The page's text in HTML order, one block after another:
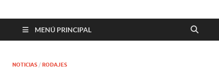
Cine maldito
MENÚ PRINCIPAL
NOTICIAS / RODAJES